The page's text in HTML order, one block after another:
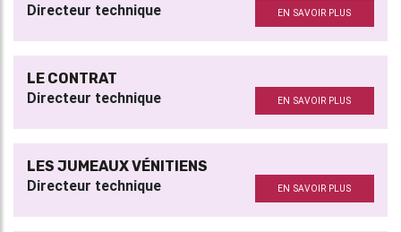
Directeur technique EN SAVOIR PLUS
LE CONTRAT
Directeur technique EN SAVOIR PLUS
LES JUMEAUX VÉNITIENS
Directeur technique EN SAVOIR PLUS